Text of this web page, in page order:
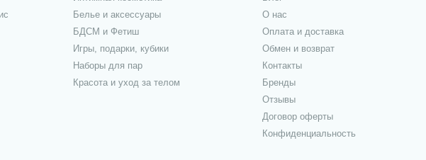
Белье и аксессуары
БДСМ и Фетиш
Игры, подарки, кубики
Наборы для пар
Красота и уход за телом
О нас
Оплата и доставка
Обмен и возврат
Контакты
Бренды
Отзывы
Договор оферты
Конфиденциальность